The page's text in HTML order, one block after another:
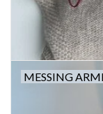
MESSING